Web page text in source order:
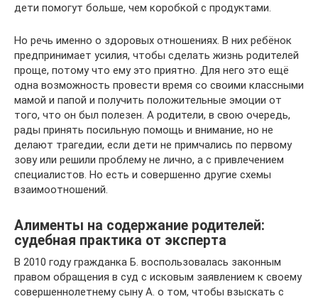
дети помогут больше, чем коробкой с продуктами.
Но речь именно о здоровых отношениях. В них ребёнок
предпринимает усилия, чтобы сделать жизнь родителей
проще, потому что ему это приятно. Для него это ещё
одна возможность провести время со своими классными
мамой и папой и получить положительные эмоции от
того, что он был полезен. А родители, в свою очередь,
рады принять посильную помощь и внимание, но не
делают трагедии, если дети не примчались по первому
зову или решили проблему не лично, а с привлечением
специалистов. Но есть и совершенно другие схемы
взаимоотношений.
Алименты на содержание родителей:
судебная практика от эксперта
В 2010 году гражданка Б. воспользовалась законным
правом обращения в суд с исковым заявлением к своему
совершеннолетнему сыну А. о том, чтобы взыскать с